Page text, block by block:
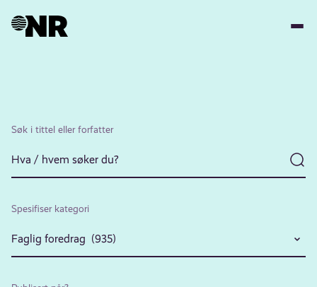
Søk i tittel eller forfatter
Spesifiser kategori
Faglig foredrag (935)